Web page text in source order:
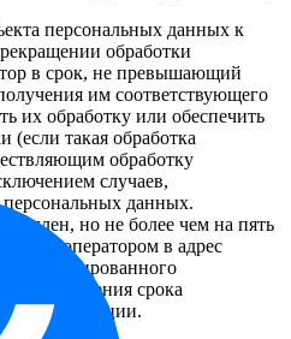
персональных данных к
обработки
в срок, не превышающий
им соответствующего
их обработку или обеспечить
(если такая обработка
обработку
случаев,
данных.
но не более чем на пять
оператором в адрес
мотивированного
продления срока
информации.